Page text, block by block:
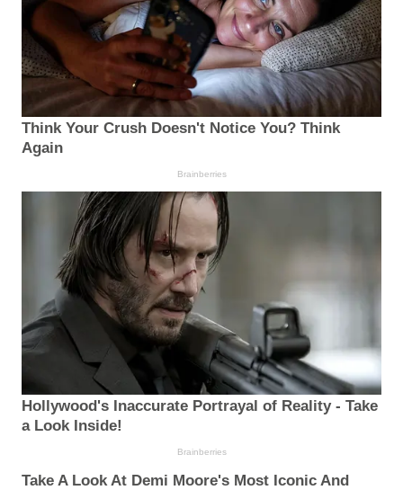
Think Your Crush Doesn't Notice You? Think
Again
Brainberries
Hollywood's Inaccurate Portrayal of Reality - Take
a Look Inside!
Brainberries
Take A Look At Demi Moore's Most Iconic And